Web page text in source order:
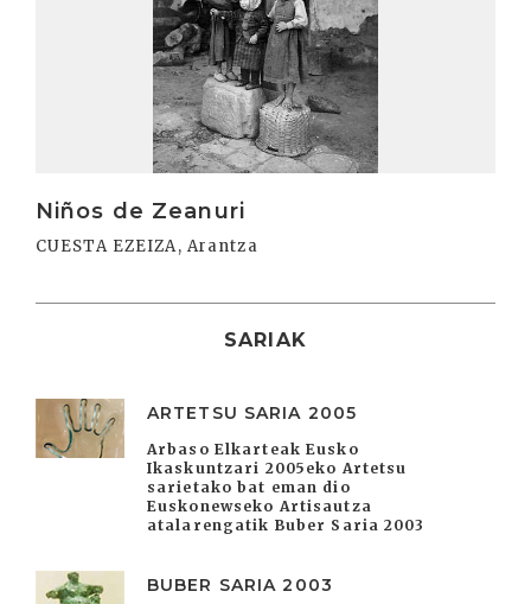
Niños de Zeanuri
CUESTA EZEIZA, Arantza
SARIAK
ARTETSU SARIA 2005
Arbaso Elkarteak Eusko
Ikaskuntzari 2005eko Artetsu
sarietako bat eman dio
Euskonewseko Artisautza
atalarengatik Buber Saria 2003
BUBER SARIA 2003